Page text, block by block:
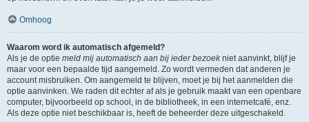
Omhoog
Waarom word ik automatisch afgemeld?
Als je de optie meld mij automatisch aan bij ieder bezoekniet aanvinkt, blijf je
maar voor een bepaalde tijd aangemeld. Zo wordt vermeden dat anderen je
account misbruiken. Om aangemeld te blijven, moet je bij het aanmelden die
optie aanvinken. We raden dit echter af als je gebruik maakt van een openbare
computer, bijvoorbeeld op school, in de bibliotheek, in een internetcafé, enz.
Als deze optie niet beschikbaar is, heeft de beheerder deze uitgeschakeld.